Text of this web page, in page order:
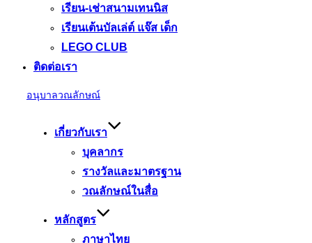
เรียน-เช่าสนามเทนนิส
เรียนเต้นบัลเล่ต์ แจ๊ส เด็ก
LEGO CLUB
ติดต่อเรา
อนุบาลวณลักษณ์
เกี่ยวกับเรา
บุคลากร
รางวัลและมาตรฐาน
วณลักษณ์ในสื่อ
หลักสูตร
ภาษาไทย